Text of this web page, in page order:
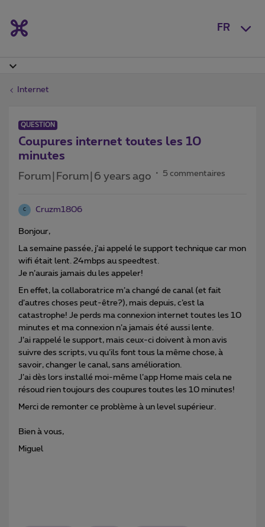
FR
Internet
QUESTION
Coupures internet toutes les 10
minutes
Forum|Forum|6 years ago 5 commentaires
C Cruzm1806
Bonjour,
La semaine passée, j’ai appelé le support technique car mon
wifi était lent. 24mbps au speedtest.
Je n’aurais jamais du les appeler!
En effet, la collaboratrice m’a changé de canal (et fait
d’autres choses peut-être?), mais depuis, c’est la
catastrophe! Je perds ma connexion internet toutes les 10
minutes et ma connexion n’a jamais été aussi lente.
J’ai rappelé le support, mais ceux-ci doivent à mon avis
suivre des scripts, vu qu’ils font tous la même chose, à
savoir, changer le canal, sans amélioration.
J’ai dès lors installé moi-même l’app Home mais cela ne
résoud rien toujours des coupures toutes les 10 minutes!
Merci de remonter ce problème à un level supérieur.
Bien à vous,
Miguel